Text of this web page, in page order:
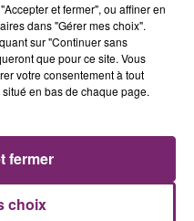
PODCASTS
PUBLICITÉ
et fermer", ou affiner en
dans "Gérer mes choix".
sur "Continuer sans
que pour ce site. Vous
votre consentement à tout
en bas de chaque page.
choix
fermer